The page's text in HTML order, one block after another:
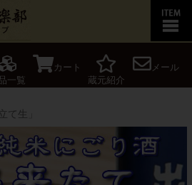
一覧
カート
蔵元紹介
メール
て生」